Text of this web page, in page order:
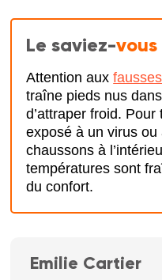
Le saviez-vous
Attention aux
traîne pieds nus
d’attraper froid.
exposé à un virus
chaussons à
températures sont
du confort.
Emilie Cartier